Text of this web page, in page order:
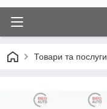
Товари та послуги